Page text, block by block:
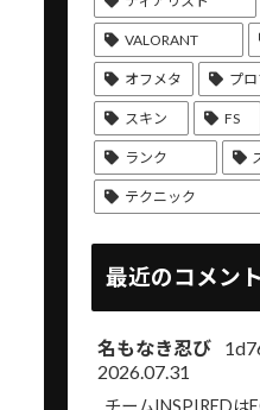
VALORANT
オフメタ プ
スキン FS
ランク
テクニック
最近のコメント
名もなき忍び
2026.07.31
チームINSPIREDは